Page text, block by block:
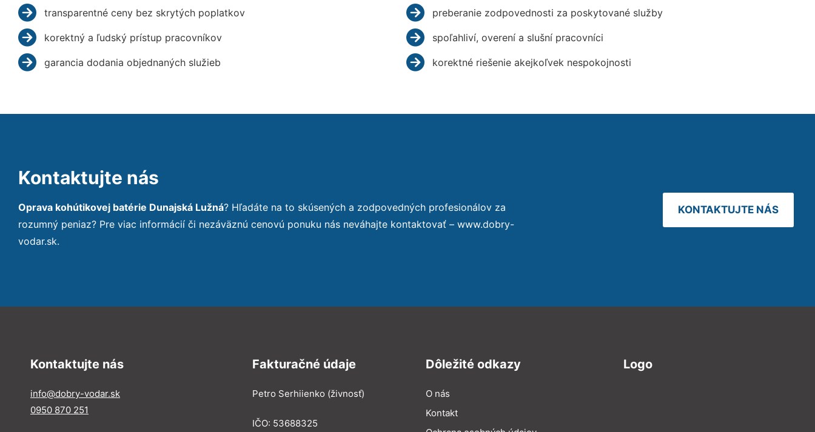
transparentné ceny bez skrytých poplatkov
korektný a ľudský prístup pracovníkov
garancia dodania objednaných služieb
preberanie zodpovednosti za poskytované služby
spoľahliví, overení a slušní pracovníci
korektné riešenie akejkoľvek nespokojnosti
Kontaktujte nás
Oprava kohútikovej batérie Dunajská Lužná? Hľadáte na to skúsených a zodpovedných profesionálov za
rozumný peniaz? Pre viac informácií či nezáväznú cenovú ponuku nás neváhajte kontaktovať – www.dobry-
vodar.sk.
KONTAKTUJTE NÁS
Kontaktujte nás
info@dobry-vodar.sk
0950 870 251
Fakturačné údaje
Petro Serhiienko (živnosť)
IČO: 53688325
Dôležité odkazy
O nás
Kontakt
Logo